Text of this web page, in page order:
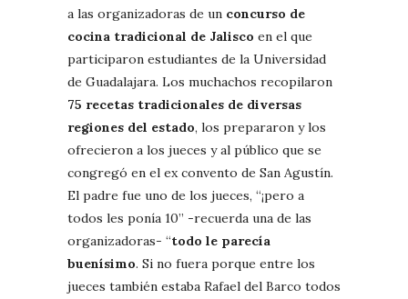
a las organizadoras de un concurso de
cocina tradicional de Jalisco en el que
participaron estudiantes de la Universidad
de Guadalajara. Los muchachos recopilaron
75 recetas tradicionales de diversas
regiones del estado, los prepararon y los
ofrecieron a los jueces y al público que se
congregó en el ex convento de San Agustín.
El padre fue uno de los jueces, “¡pero a
todos les ponía 10” -recuerda una de las
organizadoras- “todo le parecía
buenísimo. Si no fuera porque entre los
jueces también estaba Rafael del Barco todos